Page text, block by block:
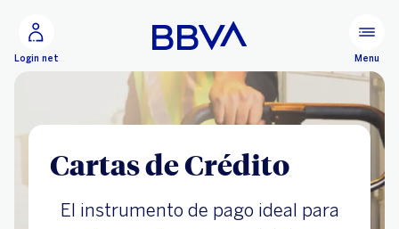
Configurar
Login net Menu
Cartas de Crédito
El instrumento de pago ideal para